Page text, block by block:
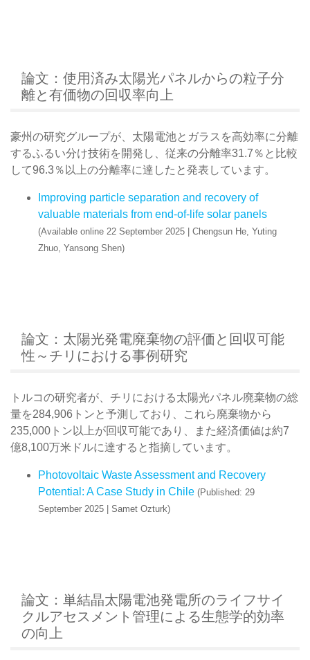
論文：使用済み太陽光パネルからの粒子分
離と有価物の回収率向上
豪州の研究グループが、太陽電池とガラスを高効率に分離
するふるい分け技術を開発し、従来の分離率31.7％と比較
して96.3％以上の分離率に達したと発表しています。
Improving particle separation and recovery of
valuable materials from end-of-life solar panels
(Available online 22 September 2025 | Chengsun He, Yuting
Zhuo, Yansong Shen)
論文：太陽光発電廃棄物の評価と回収可能
性～チリにおける事例研究
トルコの研究者が、チリにおける太陽光パネル廃棄物の総
量を284,906トンと予測しており、これら廃棄物から
235,000トン以上が回収可能であり、また経済価値は約7
億8,100万米ドルに達すると指摘しています。
Photovoltaic Waste Assessment and Recovery
Potential: A Case Study in Chile (Published: 29
September 2025 | Samet Ozturk)
論文：単結晶太陽電池発電所のライフサイ
クルアセスメント管理による生態学的効率
の向上